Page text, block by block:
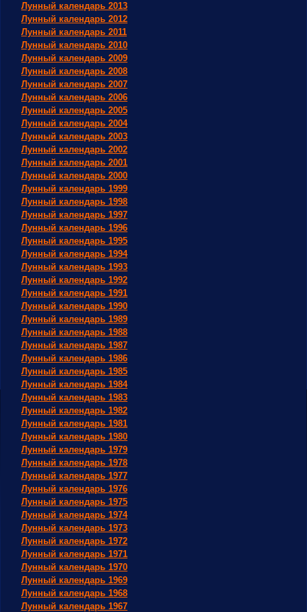
Лунный календарь 2013
Лунный календарь 2012
Лунный календарь 2011
Лунный календарь 2010
Лунный календарь 2009
Лунный календарь 2008
Лунный календарь 2007
Лунный календарь 2006
Лунный календарь 2005
Лунный календарь 2004
Лунный календарь 2003
Лунный календарь 2002
Лунный календарь 2001
Лунный календарь 2000
Лунный календарь 1999
Лунный календарь 1998
Лунный календарь 1997
Лунный календарь 1996
Лунный календарь 1995
Лунный календарь 1994
Лунный календарь 1993
Лунный календарь 1992
Лунный календарь 1991
Лунный календарь 1990
Лунный календарь 1989
Лунный календарь 1988
Лунный календарь 1987
Лунный календарь 1986
Лунный календарь 1985
Лунный календарь 1984
Лунный календарь 1983
Лунный календарь 1982
Лунный календарь 1981
Лунный календарь 1980
Лунный календарь 1979
Лунный календарь 1978
Лунный календарь 1977
Лунный календарь 1976
Лунный календарь 1975
Лунный календарь 1974
Лунный календарь 1973
Лунный календарь 1972
Лунный календарь 1971
Лунный календарь 1970
Лунный календарь 1969
Лунный календарь 1968
Лунный календарь 1967